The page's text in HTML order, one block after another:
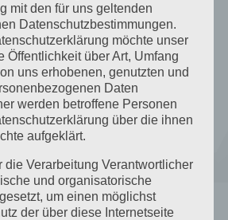
mit den für uns geltenden
Datenschutzbestimmungen.
möchte unser
Öffentlichkeit über Art, Umfang
uns erhobenen, genutzten und
Daten
werden betroffene Personen
über die ihnen
aufgeklärt.
die Verarbeitung Verantwortlicher
und organisatorische
um einen möglichst
der über diese Internetseite